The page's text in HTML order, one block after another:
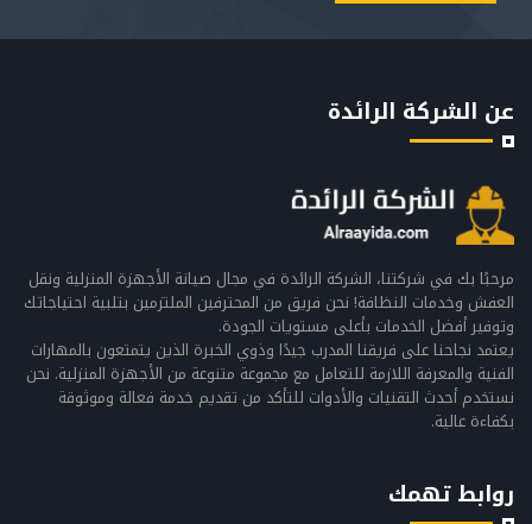
عن الشركة الرائدة
مرحبًا بك في شركتنا، الشركة الرائدة في مجال صيانة الأجهزة المنزلية ونقل
العفش وخدمات النظافة! نحن فريق من المحترفين الملتزمين بتلبية احتياجاتك
وتوفير أفضل الخدمات بأعلى مستويات الجودة.
يعتمد نجاحنا على فريقنا المدرب جيدًا وذوي الخبرة الذين يتمتعون بالمهارات
الفنية والمعرفة اللازمة للتعامل مع مجموعة متنوعة من الأجهزة المنزلية. نحن
نستخدم أحدث التقنيات والأدوات للتأكد من تقديم خدمة فعالة وموثوقة
بكفاءة عالية.
روابط تهمك